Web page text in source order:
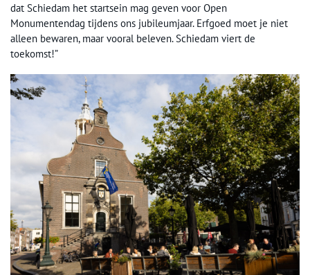
dat Schiedam het startsein mag geven voor Open
Monumentendag tijdens ons jubileumjaar. Erfgoed moet je niet
alleen bewaren, maar vooral beleven. Schiedam viert de
toekomst!”